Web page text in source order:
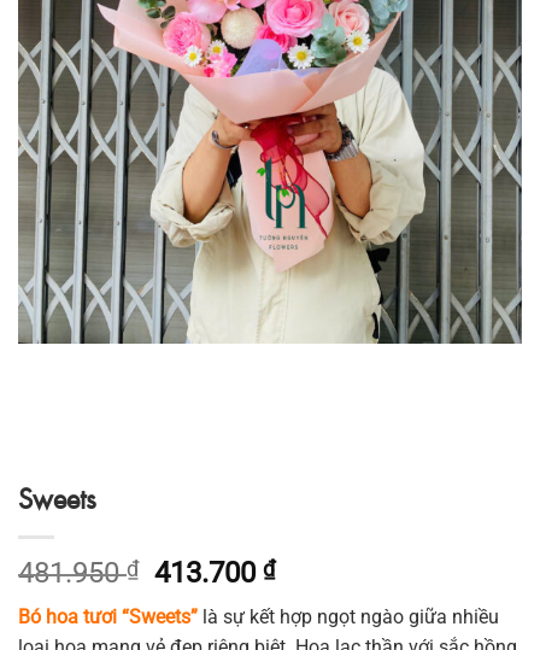
Sweets
481.950₫
Giá
gốc
là:
413.700₫Giá
hiện
tại
Bó hoa tươi “Sweets” là sự kết hợp ngọt ngào giữa nhiều